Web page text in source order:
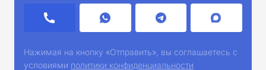
Нажимая на кнопку «Отправить», вы соглашаетесь с
условиями политики конфиденциальности